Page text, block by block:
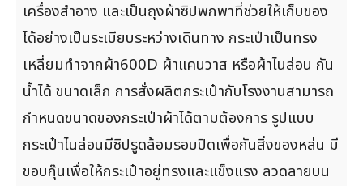
เครื่องสำอาง และเป็นถุงผ้าซิปพกพาที่ช่วยให้เก็บของ
ได้อย่างเป็นระเบียบระหว่างเดินทาง กระเป๋าเป็นทรง
เหลี่ยมทำจากผ้า600D ผ้าแคนวาส หรือผ้าไนล่อน กัน
น้ำได้ ขนาดเล็ก การสั่งผลิตกระเป๋ากับโรงงานสามารถ
กำหนดขนาดของกระเป๋าผ้าได้ตามต้องการ รูปแบบ
กระเป๋าไนล่อนมีซิปรูดล้อมรอบปิดเพื่อกันสิ่งของหล่น มี
ขอบกุ๊นเพื่อให้กระเป๋าอยู่ทรงและแข็งแรง ลวดลายบน